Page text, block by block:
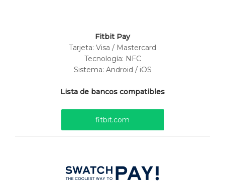
Fitbit Pay
Tarjeta: Visa / Mastercard
Tecnología: NFC
Sistema: Android / iOS
Lista de bancos compatibles
fitbit.com